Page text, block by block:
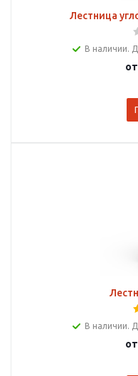
Лестница
В наличии.
от
В наличии.
от